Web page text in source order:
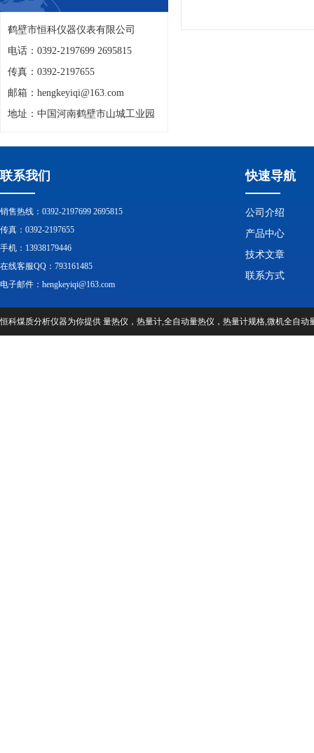
鹤壁市恒科仪器仪表有限公司
电话：0392-2197699 2695815
传真：0392-2197655
邮箱：hengkeyiqi@163.com
地址：中国河南鹤壁市山城工业园
联系我们
销售热线：0392-2197699 2695815
传真：0392-2197655
手机：13938179446
在线客服QQ：793161485
电子邮件：hengkeyiqi@163.com
快速导航
公司介绍
产品中心
技术文章
联系方式
恒科煤质分析仪器为你提供 量热仪，热量计,全自动量热仪，热量计规格,微机全自